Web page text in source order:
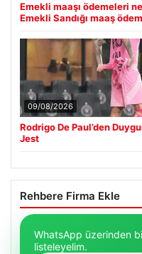
Emekli maaşı ödemeleri
Emekli Sandığı maaş
09/08/2026
Rodrigo De Paul’den
Jest
Rehbere Firma Ekle
WhatsApp üzerinden
listeleyelim.